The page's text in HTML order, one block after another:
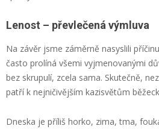
Lenost – převlečená výmluva
Na závěr jsme záměrně nasyslili
často prolíná všemi vyjmenovanými
bez skrupulí, zcela sama. Skutečně,
patří k nejničivějším kazisvětům
Dneska je příliš horko, zima, tma,